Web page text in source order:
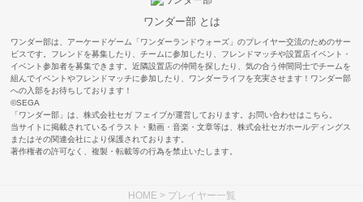
ワンダー部 とは
ワンダー部は、アーケードゲーム「ワンダーランドウォーズ」のプレイヤー交流のためのサー
ビスです。フレンドを募集したり、チームに参加したり、フレンドマッチや設置店イベント・
イベント参加者を募集できます。近隣設置店の仲間を探したり、気の合う仲間同士でチームを
組んでイベントやフレンドマッチに参加したり、ワンダーライフを充実させます！ワンダー部
への入部をお待ちしております！
©SEGA
「ワンダー部」は、株式会社セガ フェイブが運営しております。お問い合わせは こちら
当サイトに掲載されているイラスト・動画・音楽・文章等は、株式会社セガホールディングス
またはその関連会社により保護されております。
著作権者の許可なく、複製・転載等の行為を禁止いたします。
HOME> プレイヤー一覧